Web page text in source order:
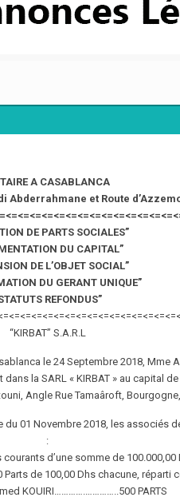
A CASABLANCA
Abderrahmane et Route
DE PARTS SOCIALES”
DU CAPITAL”
DE L’OBJET SOCIAL”
DU GERANT UNIQUE”
REFONDUS”
“KIRBAT” S.A.R.L
le 24 Septembre 2018,
la SARL « KIRBAT » au capital
Angle Rue Tamaâroft, Bourgogne,
01 Novembre 2018, les associés
:
d’une somme de
Parts de 100,00 Dhs chacune, réparti
KOUIRI………….…………..500 PARTS